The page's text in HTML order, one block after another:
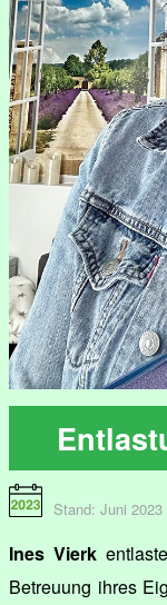
Stand: Juni 2023
Ines Vierk
Betreuung ihres